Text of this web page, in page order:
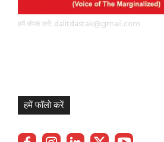
हमें संपर्क करें: dalitdastak@gmail.com
हमें फॉलो करें